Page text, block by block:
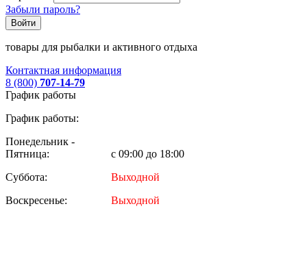
Забыли пароль?
Войти
товары для рыбалки и активного отдыха
Контактная информация
8 (800) 707-14-79
График работы
График работы:
Понедельник -
Пятница:
с 09:00 до 18:00
Суббота:
Выходной
Воскресенье:
Выходной